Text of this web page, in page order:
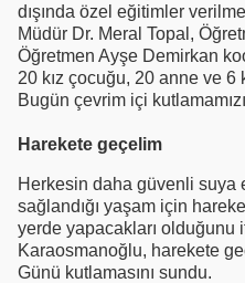
dışında özel eğitimler
Müdür Dr. Meral Topal,
Öğretmen Ayşe Demirkan
20 kız çocuğu, 20 anne ve 6
Bugün çevrim içi
Harekete geçelim
Herkesin daha güvenli suya
sağlandığı yaşam için
yerde yapacakları olduğunu
Karaosmanoğlu, harekete
Günü kutlamasını sundu.